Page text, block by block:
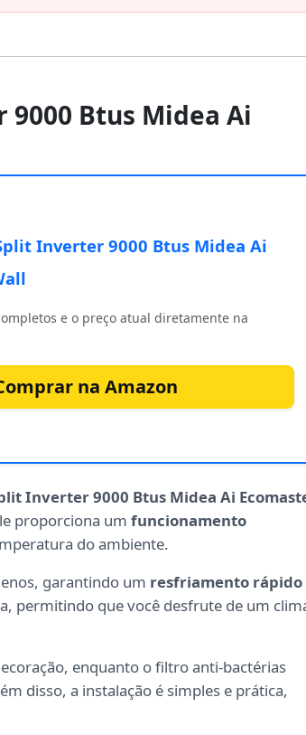
Btus Midea Ai
Inverter 9000 Btus Midea Ai
e o preço atual diretamente na
na Amazon
Inverter 9000 Btus Midea Ai
proporciona um funcionamento
do ambiente.
garantindo um resfriamento rápido
permitindo que você desfrute de um
enquanto o filtro anti-bactérias
disso, a instalação é simples e prática,